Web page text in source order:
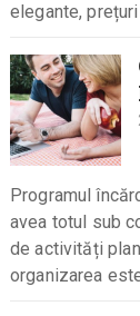
elegante,
Programul
avea totul sub
de activități
organizarea